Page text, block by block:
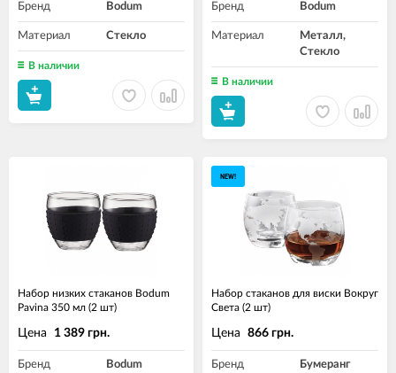
Бренд Bodum
Материал Стекло
В наличии
Бренд Bodum
Материал
Металл,
Стекло
В наличии
Набор низких стаканов Bodum
Pavina 350 мл (2 шт)
Цена 1 389 грн.
Бренд Bodum
NEW!
Набор стаканов для виски Вокруг
Света (2 шт)
Цена 866 грн.
Бренд Бумеранг